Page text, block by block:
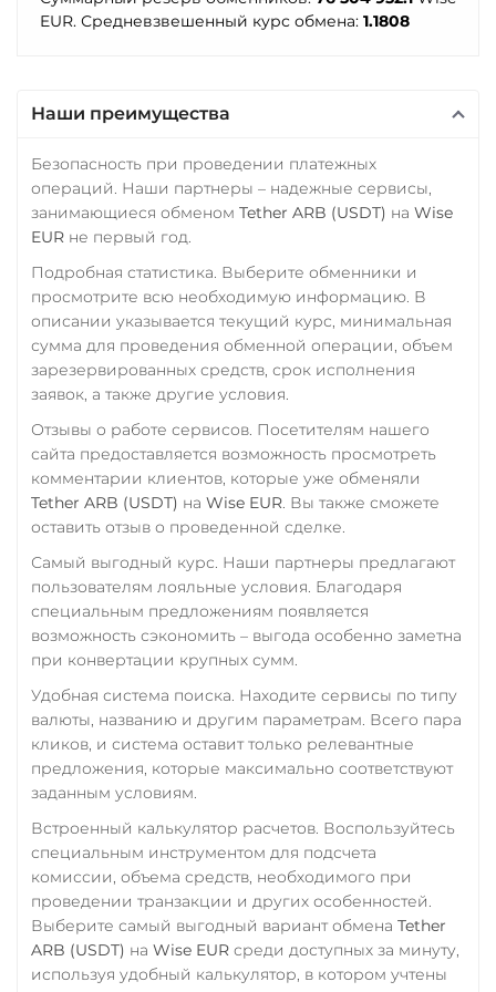
EUR. Средневзвешенный курс обмена: 1.1808
Наши преимущества
Безопасность при проведении платежных
операций. Наши партнеры – надежные сервисы,
занимающиеся обменом Tether ARB (USDT) на Wise
EUR не первый год.
Подробная статистика. Выберите обменники и
просмотрите всю необходимую информацию. В
описании указывается текущий курс, минимальная
сумма для проведения обменной операции, объем
зарезервированных средств, срок исполнения
заявок, а также другие условия.
Отзывы о работе сервисов. Посетителям нашего
сайта предоставляется возможность просмотреть
комментарии клиентов, которые уже обменяли
Tether ARB (USDT) на Wise EUR. Вы также сможете
оставить отзыв о проведенной сделке.
Самый выгодный курс. Наши партнеры предлагают
пользователям лояльные условия. Благодаря
специальным предложениям появляется
возможность сэкономить – выгода особенно заметна
при конвертации крупных сумм.
Удобная система поиска. Находите сервисы по типу
валюты, названию и другим параметрам. Всего пара
кликов, и система оставит только релевантные
предложения, которые максимально соответствуют
заданным условиям.
Встроенный калькулятор расчетов. Воспользуйтесь
специальным инструментом для подсчета
комиссии, объема средств, необходимого при
проведении транзакции и других особенностей.
Выберите самый выгодный вариант обмена Tether
ARB (USDT) на Wise EUR среди доступных за минуту,
используя удобный калькулятор, в котором учтены